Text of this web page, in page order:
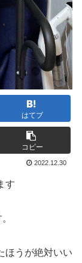
はてブ
コピー
2022.12.30
す
ほうが絶対いい